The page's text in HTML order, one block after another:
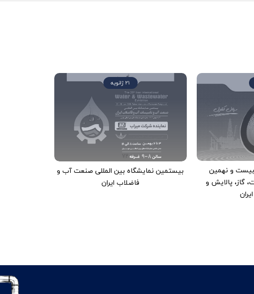
و نهمین
گاز، پالایش و
21 ژانویه
بیستمین نمایشگاه بین المللی صنعت آب و
فاضلاب ایران